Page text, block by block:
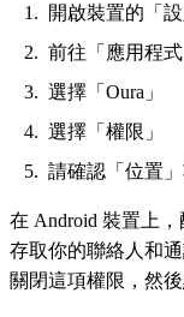
開啟裝置的「設
前往「應用程式
選擇「Oura」
選擇「權限」
請確認「位置
在 Android 裝置上
存取你的聯絡人和
關閉這項權限，然